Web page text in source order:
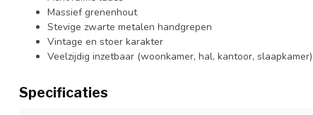
Massief grenenhout
Stevige zwarte metalen handgrepen
Vintage en stoer karakter
Veelzijdig inzetbaar (woonkamer, hal, kantoor, slaapkamer)
Specificaties